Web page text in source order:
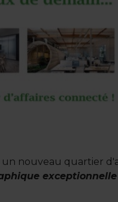
un nouveau quartier
exceptionnelle